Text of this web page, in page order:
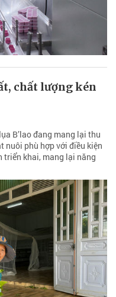
chất lượng kén
B’lao đang mang lại thu
nuôi phù hợp với điều kiện
triển khai, mang lại năng